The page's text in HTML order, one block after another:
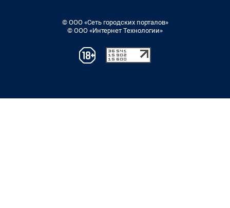
© ООО «Сеть городских порталов»
© ООО «Интернет Технологии»